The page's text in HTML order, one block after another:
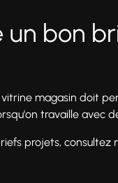
bon
vitrine magasin doit
travaille avec
projets,